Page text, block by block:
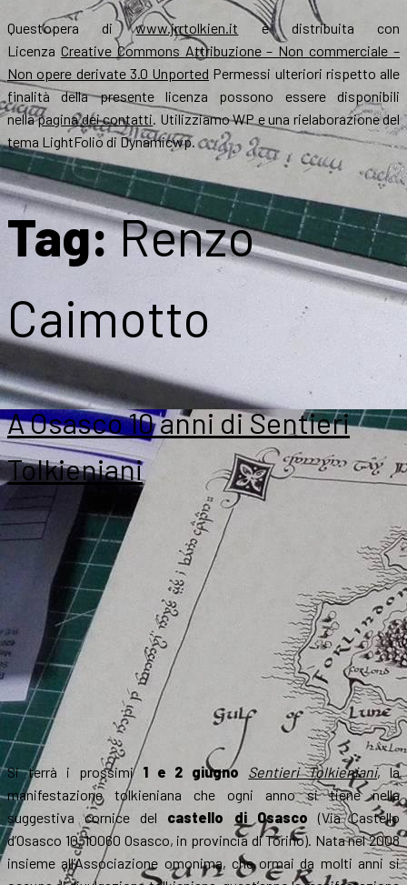
Quest’opera diwww.jrrtolkien.it è distribuita con
Licenza Creative Commons Attribuzione – Non commerciale –
Non opere derivate 3.0 Unported Permessi ulteriori rispetto alle
finalità della presente licenza possono essere disponibili
nellapagina dei contatti. Utilizziamo WP e una rielaborazione del
tema LightFolio di Dynamicwp.
Tag:Renzo
Caimotto
A Osasco 10 anni di Sentieri
Tolkieniani
Si terrà i prossimi 1 e 2 giugno Sentieri Tolkieniani, la
manifestazione tolkieniana che ogni anno si tiene nella
suggestiva cornice del castello di Osasco (Via Castello
d’Osasco 10, 10060 Osasco, in provincia di Torino). Nata nel 2008
insieme all’Associazione omonima, che ormai da molti anni si